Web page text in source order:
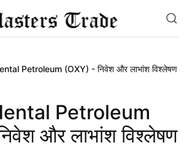
Petroleum (OXY) - निवेश और लाभांश विश्लेषण
Petroleum
और लाभांश विश्लेषण